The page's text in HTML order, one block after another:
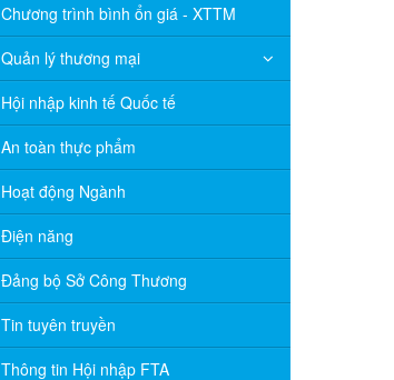
Chương trình bình ổn giá - XTTM
Quản lý thương mại
Hội nhập kinh tế Quốc tế
An toàn thực phẩm
Hoạt động Ngành
Điện năng
Đảng bộ Sở Công Thương
Tin tuyên truyền
Thông tin Hội nhập FTA